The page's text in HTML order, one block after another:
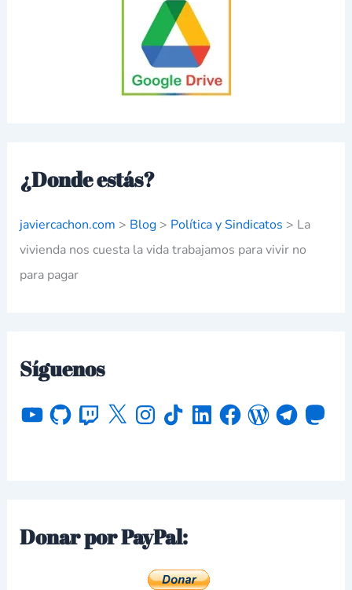
¿Donde estás?
javiercachon.com > Blog> Política y Sindicatos > La
vivienda nos cuesta la vida trabajamos para vivir no
para pagar
Síguenos
Donar por PayPal: